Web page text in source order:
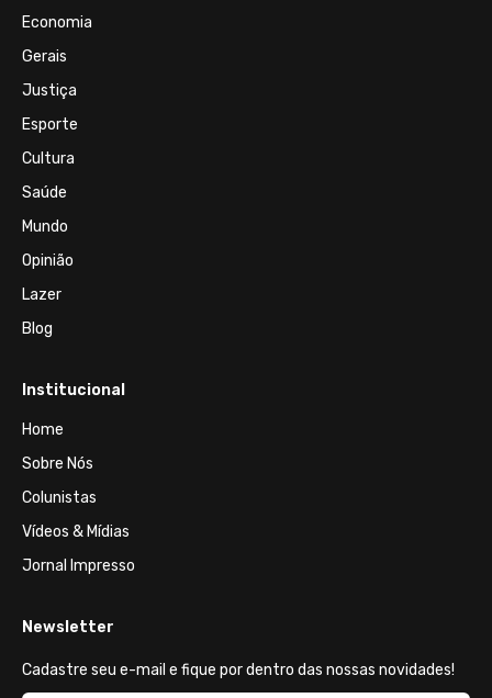
Economia
Gerais
Justiça
Esporte
Cultura
Saúde
Mundo
Opinião
Lazer
Blog
Institucional
Home
Sobre Nós
Colunistas
Vídeos & Mídias
Jornal Impresso
Newsletter
Cadastre seu e-mail e fique por dentro das nossas novidades!